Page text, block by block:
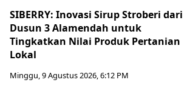
SIBERRY: Inovasi Sirup Stroberi dari
Dusun 3 Alamendah untuk
Tingkatkan Nilai Produk Pertanian
Lokal
Minggu, 9 Agustus 2026, 6:12 PM